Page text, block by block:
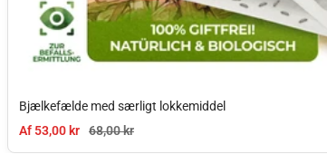
Bjælkefælde med særligt lokkemiddel
Tilbudspris
Af 53,00 kr Normal pris
68,00 kr